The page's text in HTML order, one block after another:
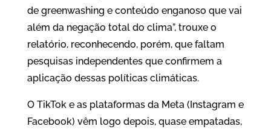
de greenwashing e conteúdo enganoso que vai
além da negação total do clima”, trouxe o
relatório, reconhecendo, porém, que faltam
pesquisas independentes que confirmem a
aplicação dessas políticas climáticas.
O TikTok e as plataformas da Meta (Instagram e
Facebook) vêm logo depois, quase empatadas,